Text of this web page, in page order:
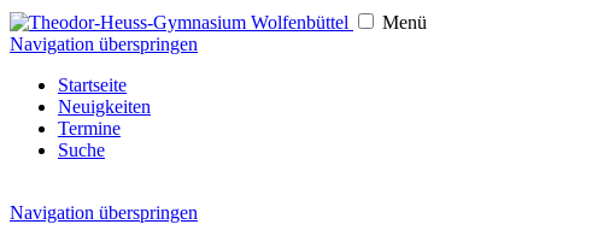
Menü
Navigation überspringen
Startseite
Neuigkeiten
Termine
Suche
Navigation überspringen